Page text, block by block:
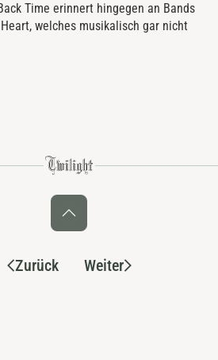
Time erinnert hingegen an Bands
welches musikalisch gar nicht
Zurück Weiter